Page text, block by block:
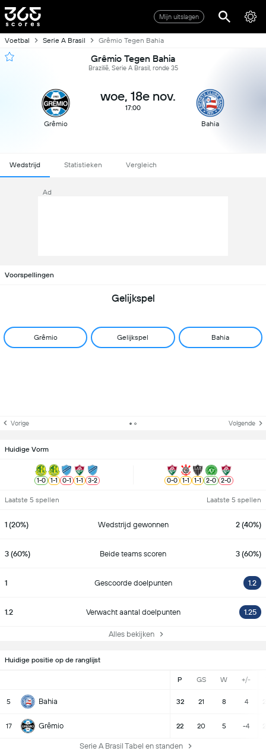
Mijn uitslagen
Voetbal Serie A Brasil Grêmio Tegen Bahia
Grêmio Tegen Bahia
Brazilië, Serie A Brasil, ronde 35
Grêmio
woe, 18e nov.
17:00
Bahia
Wedstrijd Statistieken Vergleich
Ad
Voorspellingen
Gelijkspel
Grêmio Gelijkspel Bahia
Vorige Volgende
Huidige Vorm
1-0 1-1 0-1 1-1 3-2 0-0 1-1 1-1 2-0 2-0
Laatste 5 spellen Laatste 5 spellen
1 (20%) Wedstrijd gewonnen 2 (40%)
3 (60%) Beide teams scoren 3 (60%)
1 Gescoorde doelpunten 1.2
1.2 Verwacht aantal doelpunten 1.25
Alles bekijken
Huidige positie op de ranglijst
P GS W +/-
5 Bahia 32 21 8 4
17 Grêmio 22 20 5 -4
Serie A Brasil Tabel en standen